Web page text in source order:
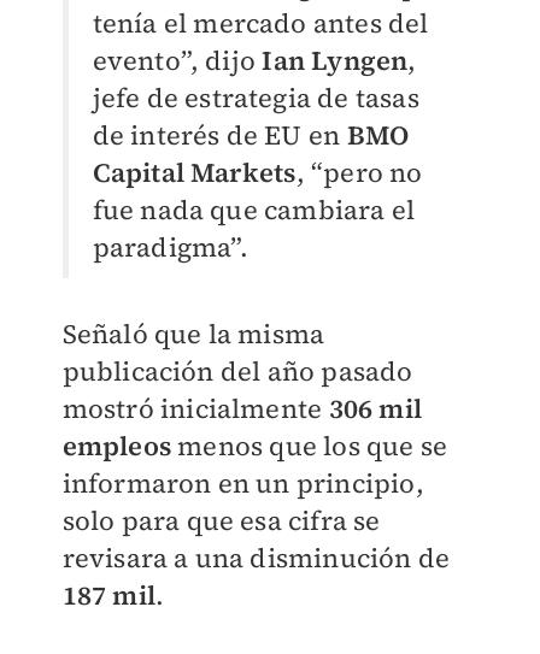
tenía el mercado antes del
evento”, dijoIan Lyngen,
jefe de estrategia de tasas
de interés de EU en BMO
Capital Markets, “pero no
fue nada que cambiara el
paradigma”.
Señaló que la misma
publicación del año pasado
mostró inicialmente 306 mil
empleosmenos que los que se
informaron en un principio,
solo para que esa cifra se
revisara a una disminución de
187 mil.